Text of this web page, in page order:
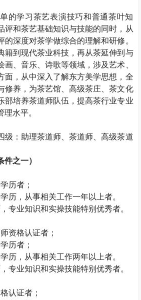
的学习茶艺表演技巧和普通茶叶知
评和茶艺基础知识与技能的同时，从
的深度对茶学做综合的理解和研修。
籍到现代茶业科技，再从茶延伸到与
画、音乐、诗歌等领域，涉及艺术、
面，从中深入了解东方美学思想，全
修养，为茶艺馆、高级茶庄、茶文化
部培养茶道师队伍，提高茶行业专业
水平。
级：助理茶道师、茶道师、高级茶道
之一）
历者；
历，从事相关工作一年以上者。
专业知识和实操技能特别优秀者。
资格认证者；
历者；
历，从事相关工作两年以上者。
专业知识和实操技能特别优秀者。
认证者；